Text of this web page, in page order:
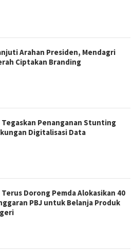
Arahan Presiden, Mendagri
Ciptakan Branding
Tegaskan Penanganan Stunting
Digitalisasi Data
Dorong Pemda Alokasikan 40
PBJ untuk Belanja Produk